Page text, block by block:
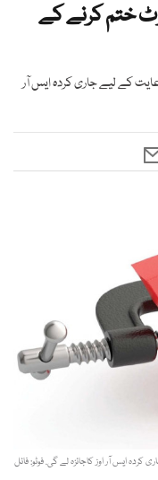
ختم کرنے کے
کے لیے جاری کردہ ایس آر
ایس آر اوز کاجائزہ لے گی. فوٹو: فائل